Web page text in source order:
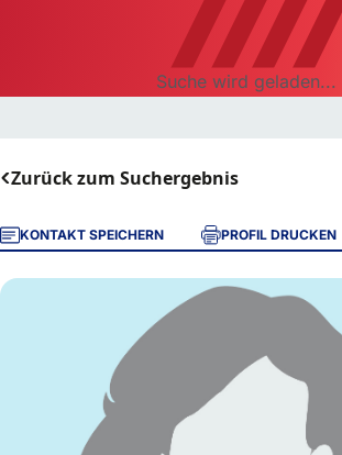
Suche wird geladen...
Zurück zum Suchergebnis
KONTAKT SPEICHERN PROFIL DRUCKEN